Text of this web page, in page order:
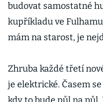
budovat samostatné
kupříkladu ve
mám na starost, je
Zhruba každé třetí
je elektrické. Časem